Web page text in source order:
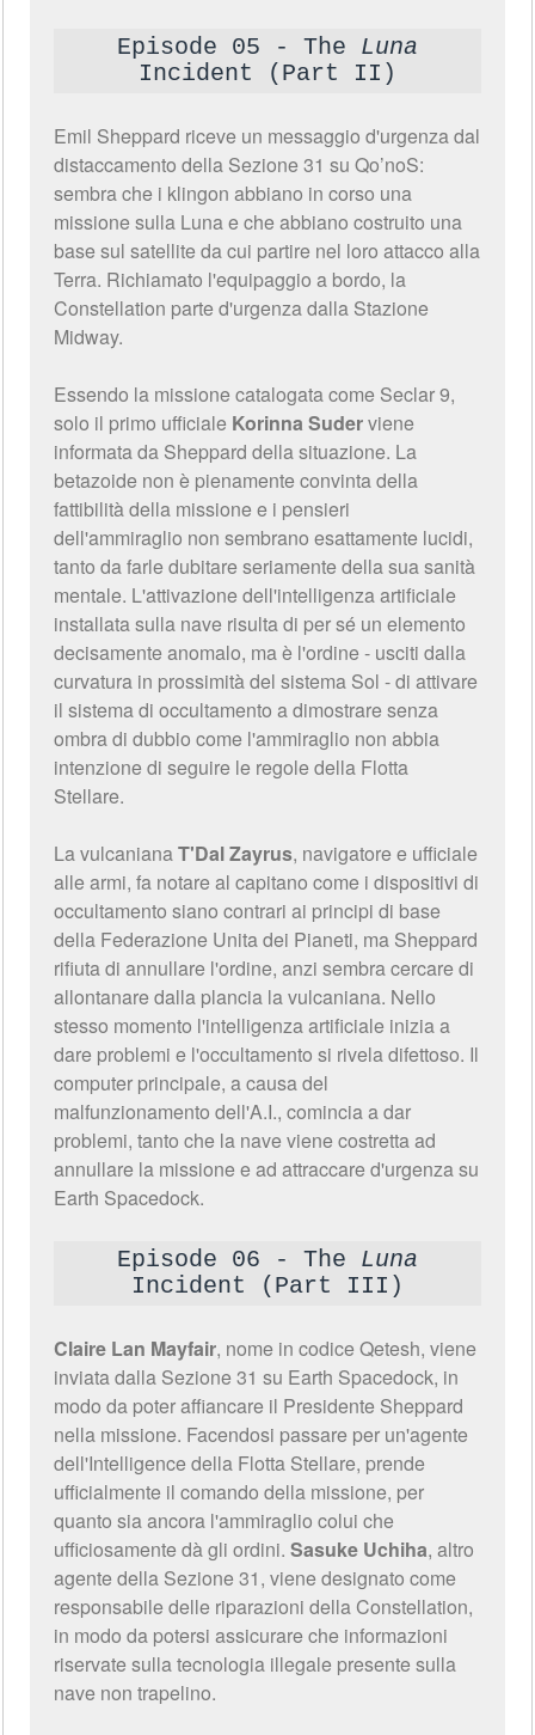
Episode 05 - The Luna
Incident (Part II)
Emil Sheppard riceve un messaggio d'urgenza dal
distaccamento della Sezione 31 su Qo’noS:
sembra che i klingon abbiano in corso una
missione sulla Luna e che abbiano costruito una
base sul satellite da cui partire nel loro attacco alla
Terra. Richiamato l'equipaggio a bordo, la
Constellation parte d'urgenza dalla Stazione
Midway.
Essendo la missione catalogata come Seclar 9,
solo il primo ufficiale Korinna Suderviene
informata da Sheppard della situazione. La
betazoide non è pienamente convinta della
fattibilità della missione e i pensieri
dell'ammiraglio non sembrano esattamente lucidi,
tanto da farle dubitare seriamente della sua sanità
mentale. L'attivazione dell'intelligenza artificiale
installata sulla nave risulta di per sé un elemento
decisamente anomalo, ma è l'ordine - usciti dalla
curvatura in prossimità del sistema Sol - di attivare
il sistema di occultamento a dimostrare senza
ombra di dubbio come l'ammiraglio non abbia
intenzione di seguire le regole della Flotta
Stellare.
La vulcanianaT'Dal Zayrus, navigatore e ufficiale
alle armi, fa notare al capitano come i dispositivi di
occultamento siano contrari ai principi di base
della Federazione Unita dei Pianeti, ma Sheppard
rifiuta di annullare l'ordine, anzi sembra cercare di
allontanare dalla plancia la vulcaniana. Nello
stesso momento l'intelligenza artificiale inizia a
dare problemi e l'occultamento si rivela difettoso. Il
computer principale, a causa del
malfunzionamento dell'A.I., comincia a dar
problemi, tanto che la nave viene costretta ad
annullare la missione e ad attraccare d'urgenza su
Earth Spacedock.
Episode 06 - The Luna
Incident (Part III)
Claire Lan Mayfair, nome in codice Qetesh, viene
inviata dalla Sezione 31 su Earth Spacedock, in
modo da poter affiancare il Presidente Sheppard
nella missione. Facendosi passare per un'agente
dell'Intelligence della Flotta Stellare, prende
ufficialmente il comando della missione, per
quanto sia ancora l'ammiraglio colui che
ufficiosamente dà gli ordini.Sasuke Uchiha, altro
agente della Sezione 31, viene designato come
responsabile delle riparazioni della Constellation,
in modo da potersi assicurare che informazioni
riservate sulla tecnologia illegale presente sulla
nave non trapelino.